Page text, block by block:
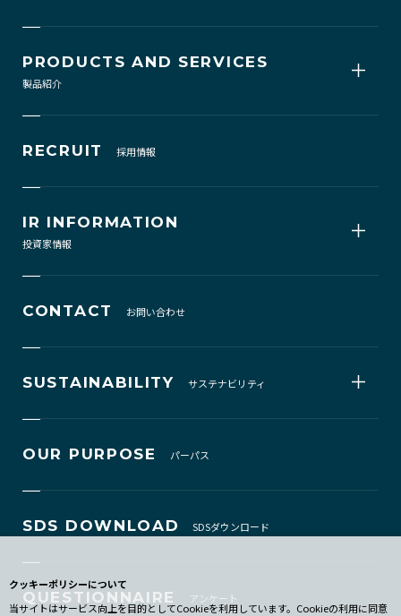
クッキーポリシーについて
当サイトはサービス向上を目的としてCookieを利用しています。Cookieの利用に同意
PRODUCTS AND SERVICES
製品紹介
RECRUIT 採用情報
IR INFORMATION
投資家情報
CONTACT お問い合わせ
SUSTAINABILITY サステナビリティ
OUR PURPOSE パーパス
SDS DOWNLOAD SDSダウンロード
QUESTIONNAIRE アンケート